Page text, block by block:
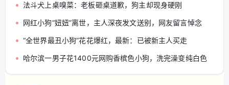
法斗犬上桌嗅菜：老板砸桌道歉，狗主却现身硬刚
网红小狗“妞妞”离世，主人深夜发文送别，网友留言悼念
“全世界最丑小狗”花花爆红，最新：已被新主人买走
哈尔滨一男子花1400元网购香槟色小狗，洗完澡变纯白色